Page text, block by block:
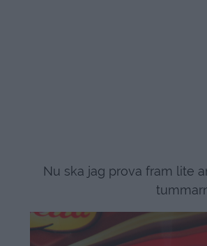
Nu ska jag prova fram lite